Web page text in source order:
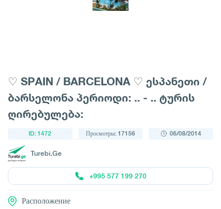
♡ SPAIN / BARCELONA ♡ ესპანეთი /
ბარსელონა პერიოდი: .. - .. ტურის
ღირებულება:
ID: 1472 Просмотры: 17156 06/08/2014
Turebi.Ge
+995 577 199 270
Расположение